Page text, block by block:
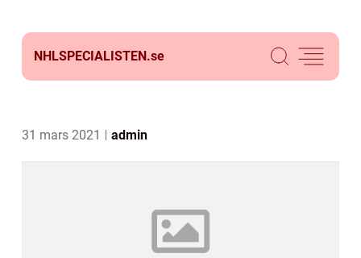
NHLSPECIALISTEN.se
31 mars 2021 admin